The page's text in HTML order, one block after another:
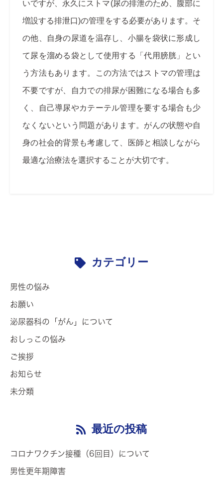
いですが、永久にストマ(尿の排泄のため、腹部に
増設する排泄口)の管理をする必要があります。そ
の他、自身の尿道を温存し、小腸を袋状に形成し
て尿を溜める袋として使用する「代用膀胱」とい
う方法もあります。この方法ではストマの管理は
不要ですが、自力での排尿が困難になる場合も多
く、自己導尿やカテーテル管理を要する場合も少
なくないという問題があります。がんの状態や自
身の社会的背景も考慮して、医師と相談しながら
最適な治療法を選択することが大切です。
カテゴリー
男性の悩み
お願い
泌尿器科の「がん」について
おしっこの悩み
ご挨拶
お知らせ
未分類
最近の投稿
コロナワクチン接種（6回目）について
男性更年期障害